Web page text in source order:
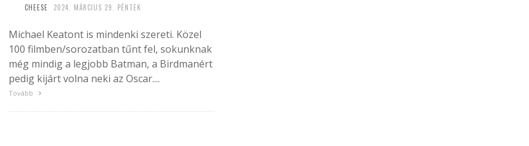
CHEESE 2024. MÁRCIUS 29. PÉNTEK
Michael Keatont is mindenki szereti. Közel
100 filmben/sorozatban tűnt fel, sokunknak
még mindig a legjobb Batman, a Birdmanért
pedig kijárt volna neki az Oscar....
Tovább